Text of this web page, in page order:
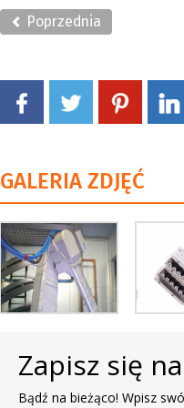
Poprzednia
GALERIA ZDJĘĆ
Zapisz się
Bądź na bieżąco! Wpisz